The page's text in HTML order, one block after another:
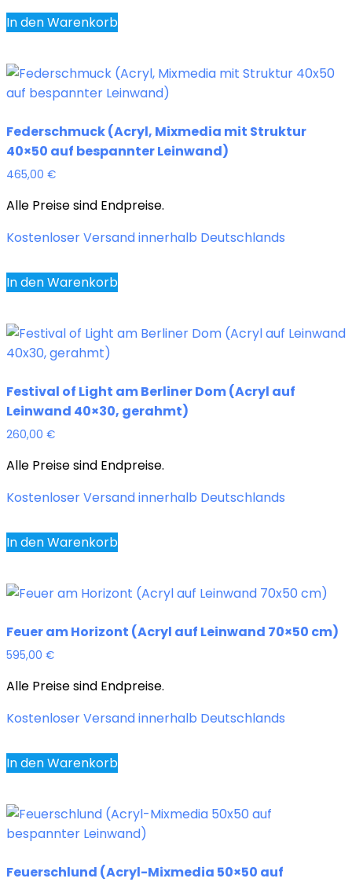
In den Warenkorb
Federschmuck (Acryl, Mixmedia mit Struktur
40×50 auf bespannter Leinwand)
465,00 €
Alle Preise sind Endpreise.
Kostenloser Versand innerhalb Deutschlands
In den Warenkorb
Festival of Light am Berliner Dom (Acryl auf
Leinwand 40×30, gerahmt)
260,00 €
Alle Preise sind Endpreise.
Kostenloser Versand innerhalb Deutschlands
In den Warenkorb
Feuer am Horizont (Acryl auf Leinwand 70×50 cm)
595,00 €
Alle Preise sind Endpreise.
Kostenloser Versand innerhalb Deutschlands
In den Warenkorb
Feuerschlund (Acryl-Mixmedia 50×50 auf